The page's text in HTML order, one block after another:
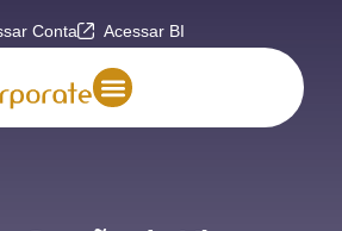
Conta Acessar BI